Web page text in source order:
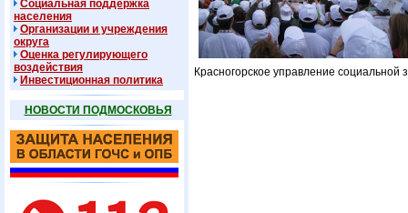
Социальная поддержка
населения
Организации и учреждения
округа
Оценка регулирующего
воздействия
Инвестиционная политика
НОВОСТИ ПОДМОСКОВЬЯ
Красногорское управление